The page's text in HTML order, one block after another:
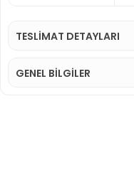
TESLİMAT DETAYLARI
GENEL BİLGİLER